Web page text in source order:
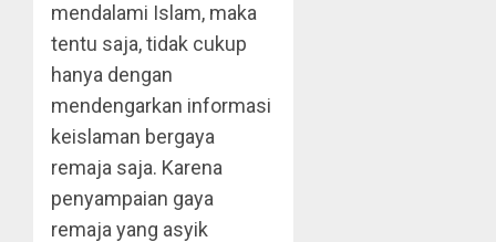
mendalami Islam, maka
tentu saja, tidak cukup
hanya dengan
mendengarkan informasi
keislaman bergaya
remaja saja. Karena
penyampaian gaya
remaja yang asyik